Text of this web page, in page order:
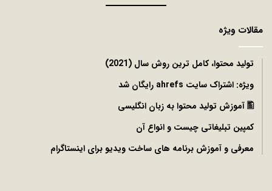
مقالات ویژه
توليد محتوا، کامل ترین روش سال (2021)
ویژه: اشتراک سایت ahrefs رایگان شد
🖺 آموزش تولید محتوا به زبان انگلیسی
کمپین تبلیغاتی چیست و انواع آن
معرفی و آموزش برنامه های ساخت ویدیو برای اینستاگرام